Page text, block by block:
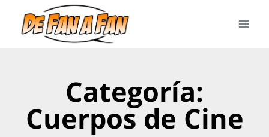
Categoría:
Cuerpos de Cine